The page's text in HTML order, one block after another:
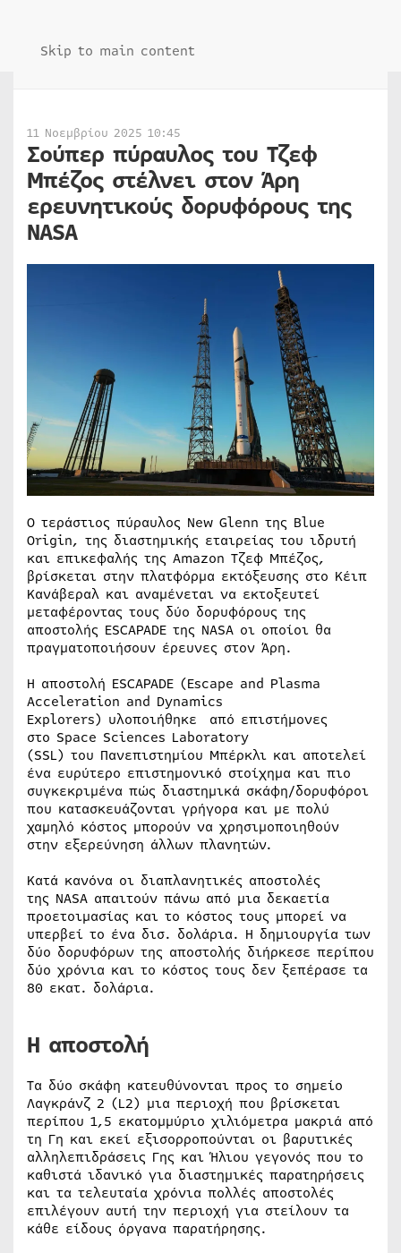
Skip to main content
11 Νοεμβρίου 2025 10:45
Σούπερ πύραυλος του Τζεφ
Μπέζος στέλνει στον Άρη
ερευνητικούς δορυφόρους της
NASA
O τεράστιος πύραυλος New Glenn της Blue
Origin, της διαστημικής εταιρείας του ιδρυτή
και επικεφαλής της Amazon Τζεφ Μπέζος,
βρίσκεται στην πλατφόρμα εκτόξευσης στο Κέιπ
Κανάβεραλ και αναμένεται να εκτοξευτεί
μεταφέροντας τους δύο δορυφόρους της
αποστολής ESCAPADE της NASA οι οποίοι θα
πραγματοποιήσουν έρευνες στον Άρη.
Η αποστολή ESCAPADE (Escape and Plasma
Acceleration and Dynamics
Explorers) υλοποιήθηκε από επιστήμονες
στο Space Sciences Laboratory
(SSL) του Πανεπιστημίου Μπέρκλι και αποτελεί
ένα ευρύτερο επιστημονικό στοίχημα και πιο
συγκεκριμένα πώς διαστημικά σκάφη/δορυφόροι
που κατασκευάζονται γρήγορα και με πολύ
χαμηλό κόστος μπορούν να χρησιμοποιηθούν
στην εξερεύνηση άλλων πλανητών.
Κατά κανόνα οι διαπλανητικές αποστολές
της NASA απαιτούν πάνω από μια δεκαετία
προετοιμασίας και το κόστος τους μπορεί να
υπερβεί το ένα δισ. δολάρια. Η δημιουργία των
δύο δορυφόρων της αποστολής διήρκεσε περίπου
δύο χρόνια και το κόστος τους δεν ξεπέρασε τα
80 εκατ. δολάρια.
Η αποστολή
Τα δύο σκάφη κατευθύνονται προς το σημείο
Λαγκράνζ 2 (L2) μια περιοχή που βρίσκεται
περίπου 1,5 εκατομμύριο χιλιόμετρα μακριά από
τη Γη και εκεί εξισορροπούνται οι βαρυτικές
αλληλεπιδράσεις Γης και Ήλιου γεγονός που το
καθιστά ιδανικό για διαστημικές παρατηρήσεις
και τα τελευταία χρόνια πολλές αποστολές
επιλέγουν αυτή την περιοχή για στείλουν τα
κάθε είδους όργανα παρατήρησης.